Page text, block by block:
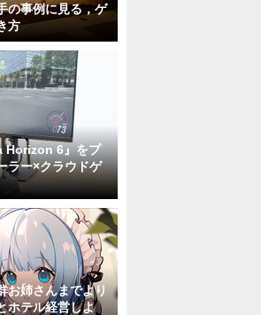
の事例に見る，ゲ
方
Horizon 6』をプ
ラー×クラウドゲ
お姉さんまでより
ホテル経営しよ